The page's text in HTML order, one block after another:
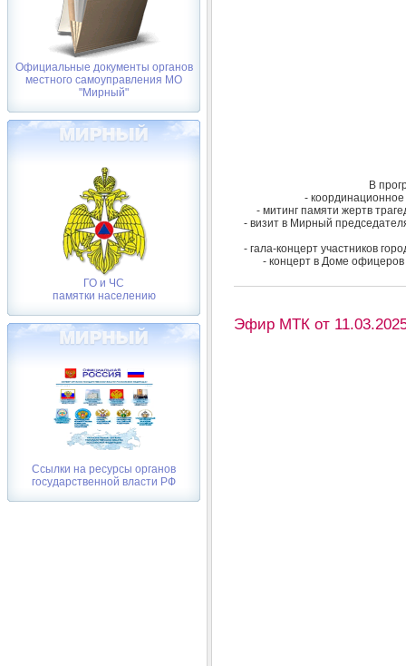
Официальные документы органов
местного самоуправления МО
"Мирный"
ГО и ЧС
памятки населению
Ссылки на ресурсы органов
государственной власти РФ
В
-
- митинг памяти жертв
- визит в Мирный
- гала-концерт участников
- концерт в Доме
Эфир МТК от